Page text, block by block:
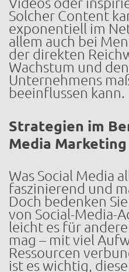
Videos oder
Solcher Content
exponentiell im
allem auch bei
der direkten
Wachstum und
Unternehmens
beeinflussen kann.
Strategien im
Media Marketing
Was Social Media
faszinierend und
Doch bedenken
von Social-Media-
leicht es für
mag – mit viel
Ressourcen
ist es wichtig,